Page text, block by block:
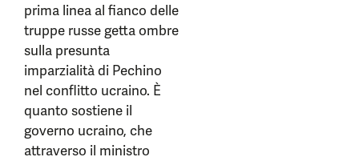
prima linea al fianco delle
truppe russe getta ombre
sulla presunta
imparzialità di Pechino
nel conflitto ucraino. È
quanto sostiene il
governo ucraino, che
attraverso il ministro